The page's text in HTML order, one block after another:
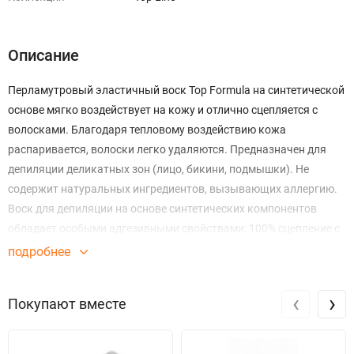
Описание
Перламутровый эластичный воск Top Formula на синтетической
основе мягко воздействует на кожу и отлично сцепляется с
волосками. Благодаря тепловому воздействию кожа
распаривается, волоски легко удаляются. Предназначен для
депиляции деликатных зон (лицо, бикини, подмышки). Не
содержит натуральных ингредиентов, вызывающих аллергию.
Воск для депиляции на основе синтетических компонентов
обладает особыми адгезивными свойствами: 100% сцепление с
волосками, бережное отношение к коже.
подробнее
Покупают вместе ‹ ›